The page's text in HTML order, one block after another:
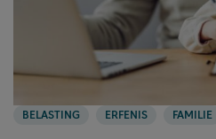
BELASTING ERFENIS FAMILIE